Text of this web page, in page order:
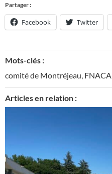
Partager :
Facebook Twitter
Mots-clés :
comité de Montréjeau, FNACA
Articles en relation :